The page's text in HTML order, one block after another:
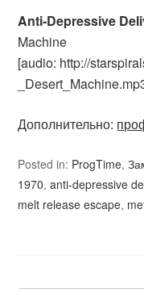
Anti-Depressive
Machine
[audio: http://
Дополнительно:
Posted in: ProgTime,
1970,anti-depressive
melt release escape,